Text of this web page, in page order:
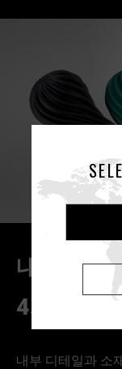
내부 돌기
4가지 타입
내부 디테일과 소